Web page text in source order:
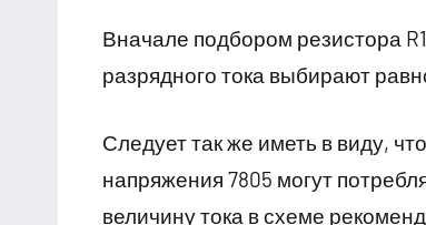
Вначале подбором резистора
разрядного тока выбирают
Следует так же иметь в виду,
напряжения 7805 могут
величину тока в схеме